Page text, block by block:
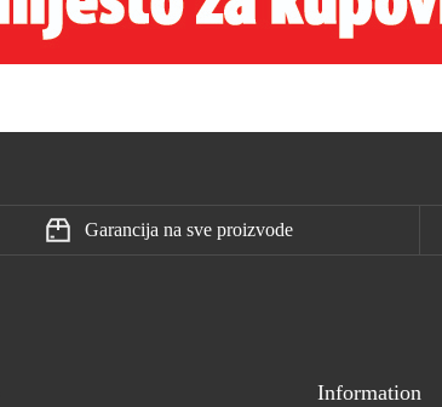
Garancija na sve proizvode
Information